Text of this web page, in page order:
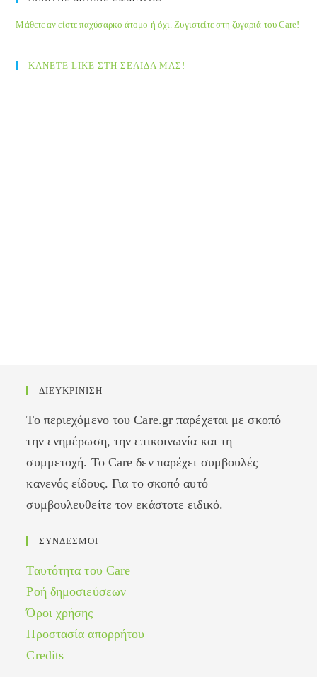
Μάθετε αν είστε παχύσαρκο άτομο ή όχι. Ζυγιστείτε στη ζυγαριά του Care!
ΚΑΝΕΤΕ LIKE ΣΤΗ ΣΕΛΙΔΑ ΜΑΣ!
ΔΙΕΥΚΡΙΝΙΣΗ
Το περιεχόμενο του Care.gr παρέχεται με σκοπό
την ενημέρωση, την επικοινωνία και τη
συμμετοχή. Το Care δεν παρέχει συμβουλές
κανενός είδους. Για το σκοπό αυτό
συμβουλευθείτε τον εκάστοτε ειδικό.
ΣΥΝΔΕΣΜΟΙ
Ταυτότητα του Care
Ροή δημοσιεύσεων
Όροι χρήσης
Προστασία απορρήτου
Credits